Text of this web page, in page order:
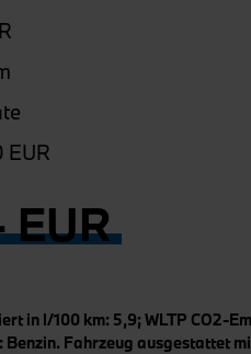
EUR
in l/100 km: 5,9; WLTP CO2-
Fahrzeug ausgestattet